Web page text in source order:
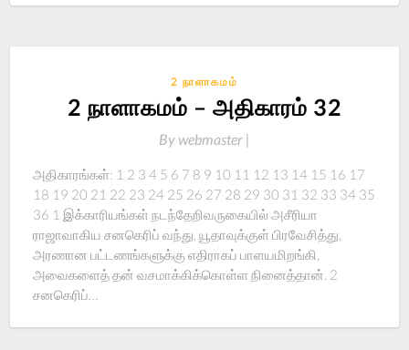
2 நாளாகமம்
2 நாளாகமம் – அதிகாரம் 32
By webmaster |
அதிகாரங்கள்: 1 2 3 4 5 6 7 8 9 10 11 12 13 14 15 16 17
18 19 20 21 22 23 24 25 26 27 28 29 30 31 32 33 34 35
36 1 இக்காரியங்கள் நடந்தேறிவருகையில் அசீரியா
ராஜாவாகிய சனகெரிப் வந்து, யூதாவுக்குள் பிரவேசித்து,
அரணான பட்டணங்களுக்கு எதிராகப் பாளயமிறங்கி,
அவைகளைத் தன் வசமாக்கிக்கொள்ள நினைத்தான். 2
சனகெரிப்…